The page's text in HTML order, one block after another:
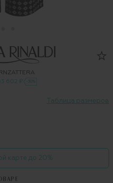
602 ₽ -30%
Таблица размеров
карте до 20%